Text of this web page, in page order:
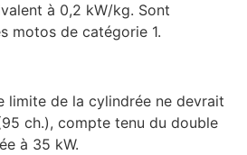
à 0,2 kW/kg. Sont
motos de catégorie 1.
limite de la cylindrée ne devrait
ch.), compte tenu du double
à 35 kW.